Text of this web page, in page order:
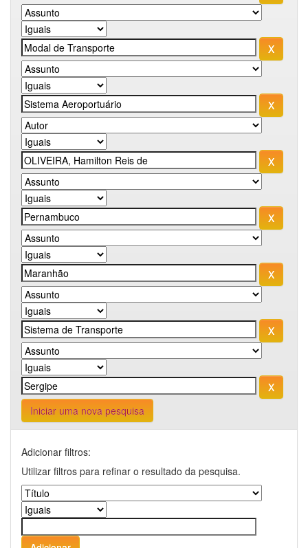
Iniciar uma nova pesquisa
Adicionar filtros:
Utilizar filtros para refinar o resultado da pesquisa.